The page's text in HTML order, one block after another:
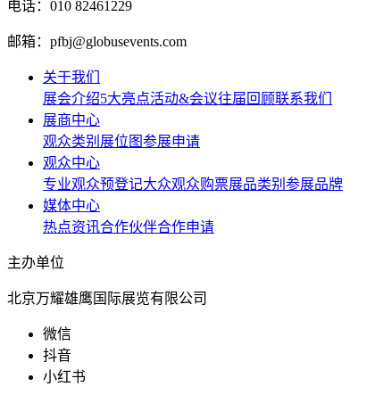
电话：010 82461229
邮箱：pfbj@globusevents.com
关于我们
展会介绍5大亮点活动&会议往届回顾联系我们
展商中心
观众类别 展位图参展申请
观众中心
专业观众预登记大众观众购票展品类别 参展品牌
媒体中心
热点资讯合作伙伴合作申请
主办单位
北京万耀雄鹰国际展览有限公司
微信
抖音
小红书